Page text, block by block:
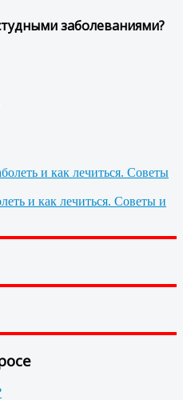
заболеваниями?
и как лечиться. Советы и